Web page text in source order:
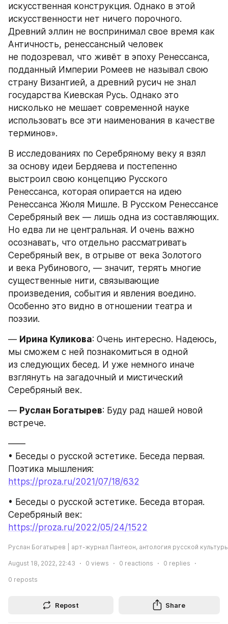
искусственная конструкция. Однако в этой
искусственности нет ничего порочного.
Древний эллин не воспринимал свое время как
Античность, ренессансный человек
не подозревал, что живёт в эпоху Ренессанса,
подданный Империи Ромеев не называл свою
страну Византией, а древний русич не знал
государства Киевская Русь. Однако это
нисколько не мешает современной науке
использовать все эти наименования в качестве
терминов».
В исследованиях по Серебряному веку я взял
за основу идеи Бердяева и постепенно
выстроил свою концепцию Русского
Ренессанса, которая опирается на идею
Ренессанса Жюля Мишле. В Русском Ренессансе
Серебряный век — лишь одна из составляющих.
Но едва ли не центральная. И очень важно
осознавать, что отдельно рассматривать
Серебряный век, в отрыве от века Золотого
и века Рубинового, — значит, терять многие
существенные нити, связывающие
произведения, события и явления воедино.
Особенно это видно в отношении театра и
поэзии.
— Ирина Куликова: Очень интересно. Надеюсь,
мы сможем с ней познакомиться в одной
из следующих бесед. И уже немного иначе
взглянуть на загадочный и мистический
Серебряный век.
— Руслан Богатырев: Буду рад нашей новой
встрече.
——
• Беседы о русской эстетике. Беседа первая.
https://proza.ru/2021/07/18/632
• Беседы о русской эстетике. Беседа вторая.
https://proza.ru/2022/05/24/1522
Руслан Богатырев | арт-журнал Пантеон, антология русской
August 18, 2022, 22:43 0 views 0 reactions 0 replies
0 reposts
Repost Share